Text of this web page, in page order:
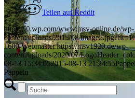
Teilen auf Reddit
https://i0.wp.com/www.msv-online.de/wp-
content/uploads/2015/08/
1600 Webmaster https://msv1920.de/wp-
content/uploads/2020/07/
08-13 15:34:052015-08-13 21:24:55
Pappeln